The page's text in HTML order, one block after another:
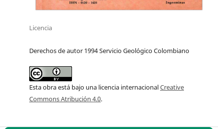
Licencia
Derechos de autor 1994 Servicio Geológico Colombiano
Esta obra está bajo una licencia internacionalCreative
Commons Atribución 4.0.